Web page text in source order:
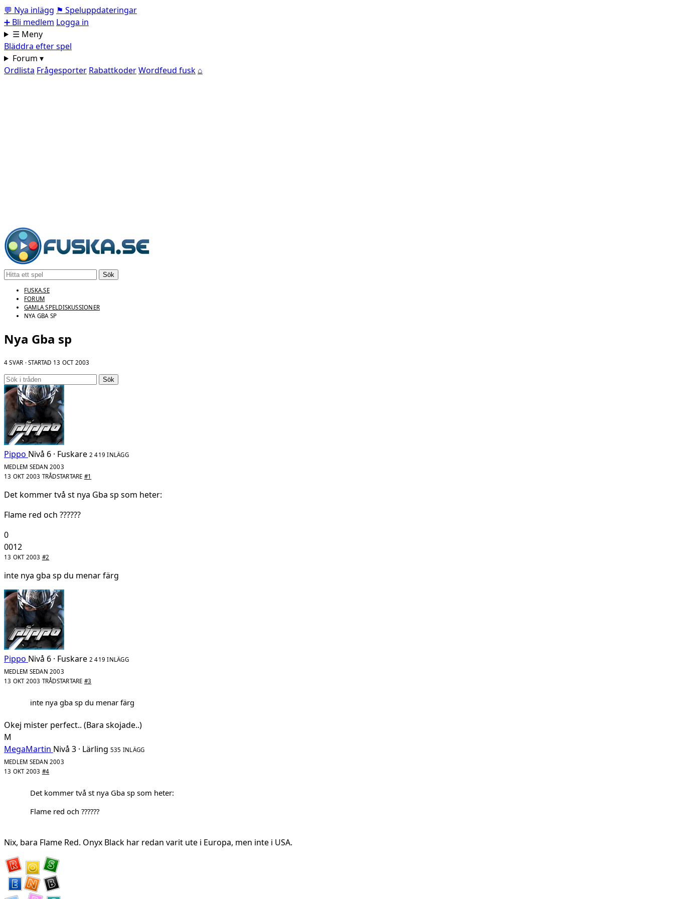
💬 Nya inlägg ⚑ Speluppdateringar
➕ Bli medlem Logga in
☰ Meny
Bläddra efter spel
Forum ▾
Ordlista Frågesporter RabattkoderWordfeud fusk ⌂
Sök
FUSKA.SE
FORUM
GAMLA SPELDISKUSSIONER
NYA GBA SP
Nya Gba sp
4 SVAR · STARTAD 13 OCT 2003
Sök
Pippo Nivå 6 · Fuskare 2 419 INLÄGG
MEDLEM SEDAN 2003
13 OKT 2003 TRÅDSTARTARE #1
Det kommer två st nya Gba sp som heter:
Flame red och ??????
0
0012
13 OKT 2003 #2
inte nya gba sp du menar färg
Pippo Nivå 6 · Fuskare 2 419 INLÄGG
MEDLEM SEDAN 2003
13 OKT 2003 TRÅDSTARTARE #3
inte nya gba sp du menar färg
Okej mister perfect.. (Bara skojade..)
M
MegaMartin Nivå 3 · Lärling 535 INLÄGG
MEDLEM SEDAN 2003
13 OKT 2003 #4
Det kommer två st nya Gba sp som heter:
Flame red och ??????
Nix, bara Flame Red. Onyx Black har redan varit ute i Europa, men inte i USA.